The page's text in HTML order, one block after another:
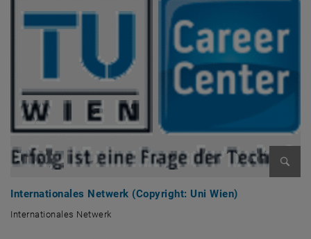
Internationales Netwerk (Copyright: Uni Wien)
Internationales Netwerk